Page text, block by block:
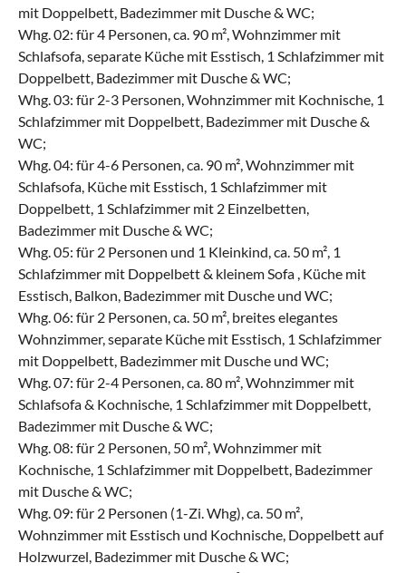
mit Doppelbett, Badezimmer mit Dusche & WC;
Whg. 02: für 4 Personen, ca. 90 m², Wohnzimmer mit
Schlafsofa, separate Küche mit Esstisch, 1 Schlafzimmer mit
Doppelbett, Badezimmer mit Dusche & WC;
Whg. 03: für 2-3 Personen, Wohnzimmer mit Kochnische, 1
Schlafzimmer mit Doppelbett, Badezimmer mit Dusche &
WC;
Whg. 04: für 4-6 Personen, ca. 90 m², Wohnzimmer mit
Schlafsofa, Küche mit Esstisch, 1 Schlafzimmer mit
Doppelbett, 1 Schlafzimmer mit 2 Einzelbetten,
Badezimmer mit Dusche & WC;
Whg. 05: für 2 Personen und 1 Kleinkind, ca. 50 m², 1
Schlafzimmer mit Doppelbett & kleinem Sofa , Küche mit
Esstisch, Balkon, Badezimmer mit Dusche und WC;
Whg. 06: für 2 Personen, ca. 50 m², breites elegantes
Wohnzimmer, separate Küche mit Esstisch, 1 Schlafzimmer
mit Doppelbett, Badezimmer mit Dusche und WC;
Whg. 07: für 2-4 Personen, ca. 80 m², Wohnzimmer mit
Schlafsofa & Kochnische, 1 Schlafzimmer mit Doppelbett,
Badezimmer mit Dusche & WC;
Whg. 08: für 2 Personen, 50 m², Wohnzimmer mit
Kochnische, 1 Schlafzimmer mit Doppelbett, Badezimmer
mit Dusche & WC;
Whg. 09: für 2 Personen (1-Zi. Whg), ca. 50 m²,
Wohnzimmer mit Esstisch und Kochnische, Doppelbett auf
Holzwurzel, Badezimmer mit Dusche & WC;